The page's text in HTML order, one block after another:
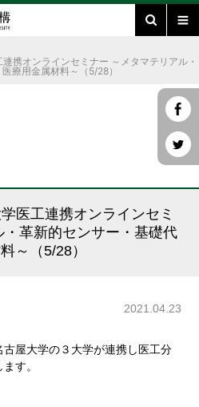
連携オンラインセミナー ～メタマテリアル・
療用金属材料～（5/28）
医工連携オンラインセミ
革新的センサー・基礎代
～（5/28）
2021.04.23
屋大学の３大学が連携し医工分
す。